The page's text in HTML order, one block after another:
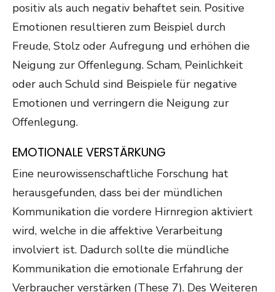
positiv als auch negativ behaftet sein. Positive
Emotionen resultieren zum Beispiel durch
Freude, Stolz oder Aufregung und erhöhen die
Neigung zur Offenlegung. Scham, Peinlichkeit
oder auch Schuld sind Beispiele für negative
Emotionen und verringern die Neigung zur
Offenlegung.
EMOTIONALE VERSTÄRKUNG
Eine neurowissenschaftliche Forschung hat
herausgefunden, dass bei der mündlichen
Kommunikation die vordere Hirnregion aktiviert
wird, welche in die affektive Verarbeitung
involviert ist. Dadurch sollte die mündliche
Kommunikation die emotionale Erfahrung der
Verbraucher verstärken (These 7). Des Weiteren